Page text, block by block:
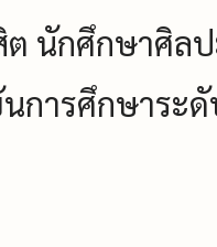
นักศึกษาศิล
การศึกษาระ